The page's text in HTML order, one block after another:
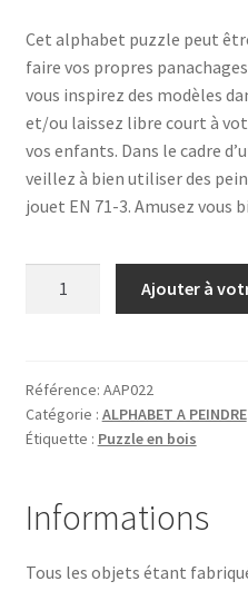
Cet alphabet puzzle peut
faire vos propres
vous inspirez des modèles
et/ou laissez libre court à
vos enfants. Dans le cadre
veillez à bien utiliser des
jouet EN 71-3. Amusez vous
ORANGE
Ajouter à
Référence: AAP022
Catégorie : ALPHABET A PEINDRE
Étiquette : Puzzle en bois
Informations
Tous les objets étant